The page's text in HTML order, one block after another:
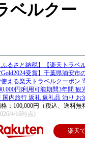
ベルクー
ふるさと納税】【楽天トラベ
受賞】千葉県浦安市
える楽天トラベルクーポン
円|利用可能期間3年間 観
国内旅行 返礼 返礼品 泊り お
：100,000円（税込、送料無
4/16時点)
楽天